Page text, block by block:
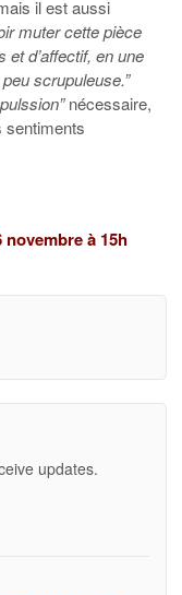
il est aussi
muter cette pièce
d’affectif, en une
scrupuleuse.”
nécessaire,
sentiments
à 15h
updates.